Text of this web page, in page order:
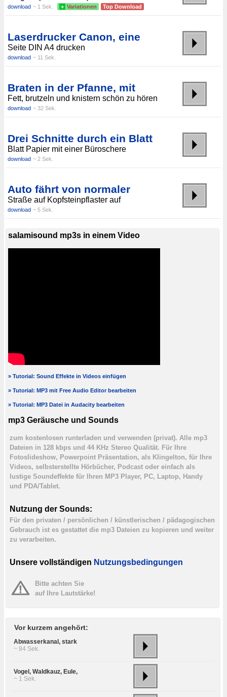
download ~ 1 Sek. + Variationen Top Download
Laserdrucker Canon, eine
Seite DIN A4 drucken
download ~ 11 Sek.
Braten in der Pfanne, mit
Fett, brutzeln und knistern schön zu hören
download ~ 32 Sek.
Drei Schnitte durch ein Blatt
Blatt Papier mit einer Büroschere
download ~ 2 Sek.
Auto fährt von normaler
Straße auf Kopfsteinpflaster auf
download ~ 5 Sek.
salamisound mp3s in einem Video
» Tutorial: Sound Effekte in Videos einfügen
» Tutorial: MP3 mit Free Audio Editor bearbeiten
» Tutorial: MP3 Datei in Audacity bearbeiten
mp3 Geräusche und Sounds
zum kostenlosen runterladen und verwenden (privat). Alle mp3
Dateien in 128 kbps und 44 KHz Stereo Qualität. Für Ihre
Fotoslideshow, Powerpoint Präsentation, als Klingelton, für Ihre
Videos, selbsterstellte Hörbücher, Podcast oder einfach als
lustige Soundeffekte für Ihren MP3 Player, PC, Laptop, Handy
und PDA/Tablet.
Nutzung der Sounds:
Für den privaten / persönlichen / künstlerischen / pädagogischen
Gebrauch ist es gestattet die mp3 Dateien zu kopieren und weiter
zu verarbeiten.
Unsere vollständigen Nutzungsbedingungen
Bitte achten Sie
auf Ihre Lautstärke!
Vor kurzem angehört:
Abwasserkanal, stark
~ 84 Sek.
Vogel, Waldkauz, Eule,
~ 1 Sek.